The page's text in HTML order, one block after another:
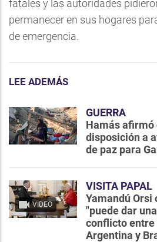
fatales y las autoridades
permanecer en sus hogares
de emergencia.
LEE ADEMÁS
GUERRA
Hamás afirmó
disposición a
de paz para
VIDEO
VISITA PAPAL
Yamandú Orsi
"puede dar
conflicto entre
Argentina y